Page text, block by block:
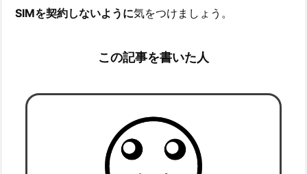
SIMを契約しないように気をつけましょう。
この記事を書いた人